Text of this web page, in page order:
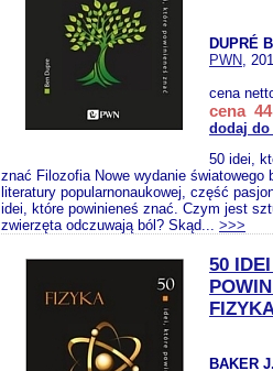
DUPRÉ
PWN,
cena
cena
dodaj do
50 idei,
znać Filozofia Nowe wydanie światowego
literatury popularnonaukowej, część
idei, które powinieneś znać. Czym jest
zwierzęta odczuwają ból? Skąd... >>>
50
BAKER